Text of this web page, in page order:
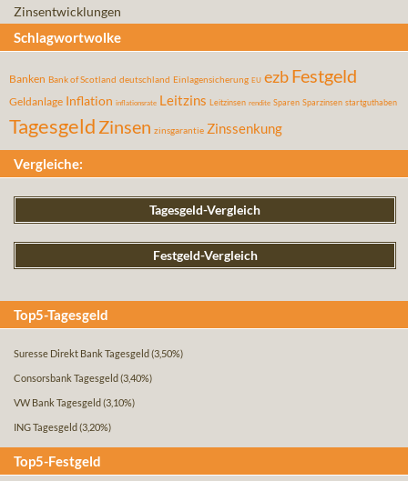
Zinsentwicklungen
Schlagwortwolke
Banken Bank of Scotland deutschland Einlagensicherung EU ezbFestgeld
Geldanlage Inflation inflationsrate Leitzins Leitzinsen rendite Sparen Sparzinsen startguthaben
Tagesgeld Zinsen zinsgarantie Zinssenkung
Vergleiche:
Tagesgeld-Vergleich
Festgeld-Vergleich
Top5-Tagesgeld
Suresse Direkt Bank Tagesgeld (3,50%)
Consorsbank Tagesgeld (3,40%)
VW Bank Tagesgeld (3,10%)
ING Tagesgeld (3,20%)
Top5-Festgeld